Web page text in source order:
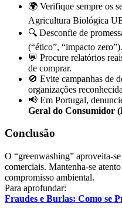
🌍 Verifique sempre os
Agricultura Biológica
🔍 Desconfie de
(“ético”, “impacto zero”).
💬 Procure relatórios
de comprar.
🚫 Evite campanhas de
organizações
📢 Em Portugal,
Geral do Consumidor
Conclusão
O “greenwashing” aproveita-
comerciais. Mantenha-se
compromisso ambiental.
Para aprofundar:
Fraudes e Burlas: Como se